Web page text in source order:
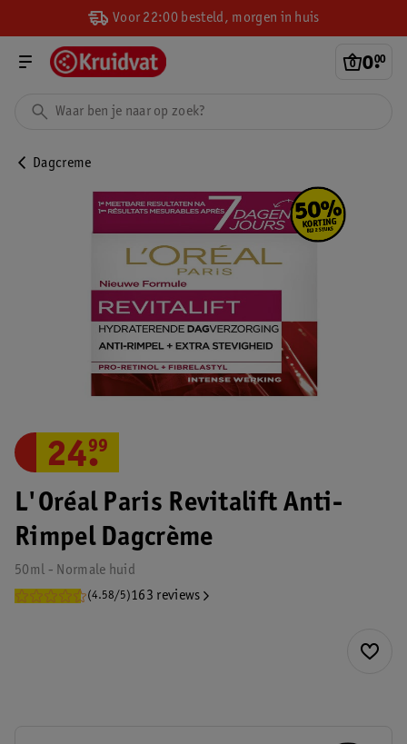
Voor 22:00 besteld, morgen in huis
0.
00
Dagcreme
L'Oréal Paris Revitalift Anti-
Rimpel Dagcrème
50ml - Normale huid
(4.58/5)163 reviews
24.
99